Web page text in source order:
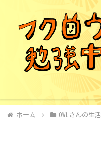
ホーム OWLさんの生